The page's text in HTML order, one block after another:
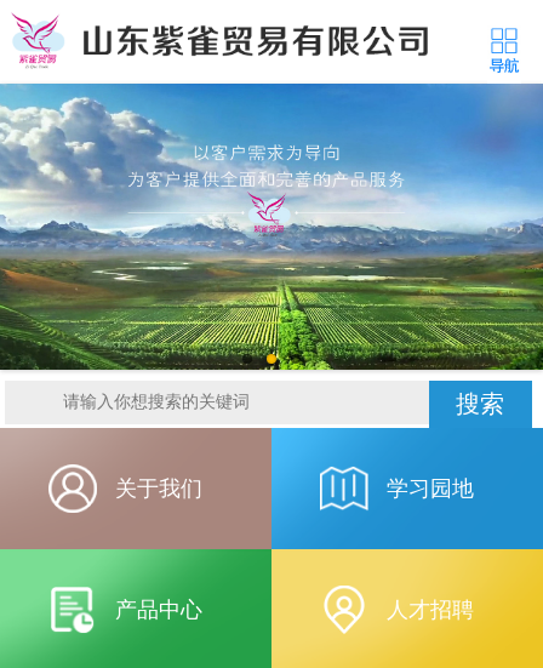
搜索
关于我们 学习园地
产品中心 人才招聘